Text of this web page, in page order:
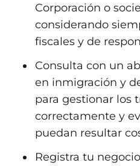
Corporación o
considerando
fiscales y de
Consulta con un
en inmigración y
para gestionar los
correctamente y
puedan resultar
Registra tu